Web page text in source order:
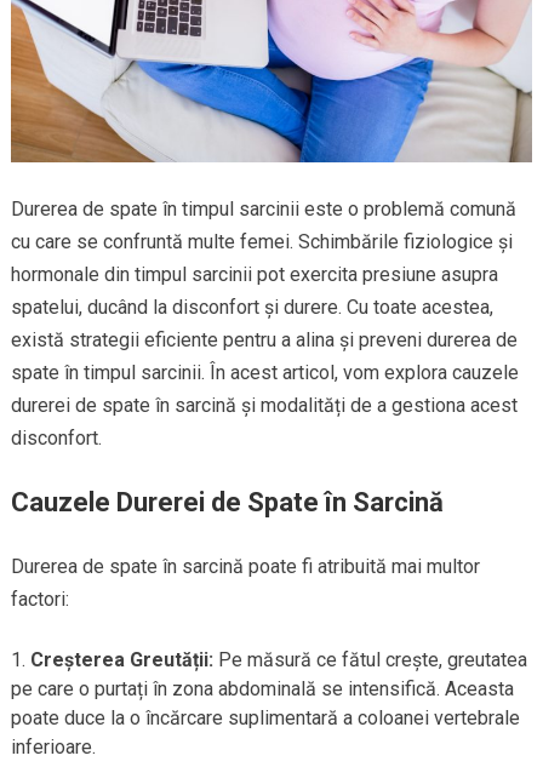
Durerea de spate în timpul sarcinii este o problemă comună
cu care se confruntă multe femei. Schimbările fiziologice și
hormonale din timpul sarcinii pot exercita presiune asupra
spatelui, ducând la disconfort și durere. Cu toate acestea,
există strategii eficiente pentru a alina și preveni durerea de
spate în timpul sarcinii. În acest articol, vom explora cauzele
durerei de spate în sarcină și modalități de a gestiona acest
disconfort.
Cauzele Durerei de Spate în Sarcină
Durerea de spate în sarcină poate fi atribuită mai multor
factori:
Creșterea Greutății: Pe măsură ce fătul crește, greutatea
pe care o purtați în zona abdominală se intensifică. Aceasta
poate duce la o încărcare suplimentară a coloanei vertebrale
inferioare.